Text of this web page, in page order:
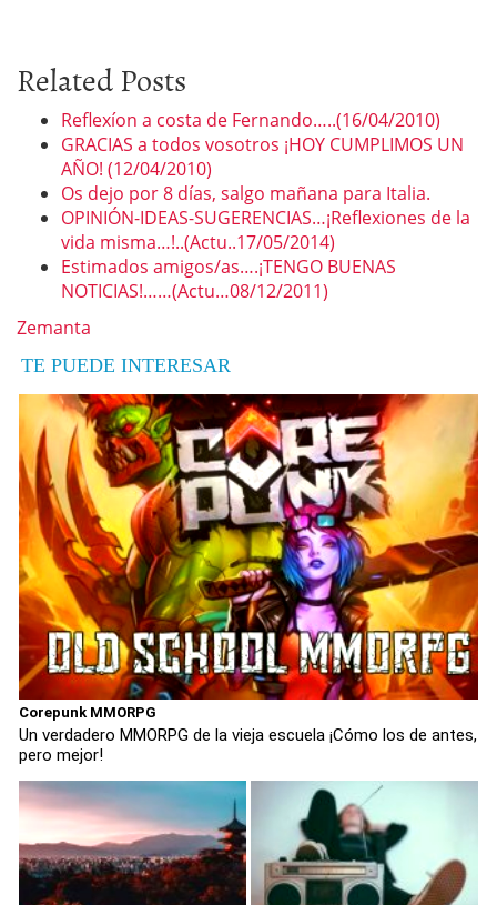
Related Posts
Reflexíon a costa de Fernando…..(16/04/2010)
GRACIAS a todos vosotros ¡HOY CUMPLIMOS UN
AÑO! (12/04/2010)
Os dejo por 8 días, salgo mañana para Italia.
OPINIÓN-IDEAS-SUGERENCIAS…¡Reflexiones de la
vida misma…!..(Actu..17/05/2014)
Estimados amigos/as….¡TENGO BUENAS
NOTICIAS!……(Actu…08/12/2011)
Zemanta
TE PUEDE INTERESAR
Corepunk MMORPG
Un verdadero MMORPG de la vieja escuela ¡Cómo los de antes,
pero mejor!